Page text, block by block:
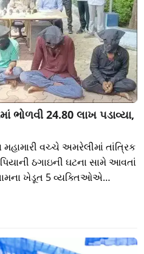
ભોળવી 24.80 લાખ પડાવ્યા,
વચ્ચે અમરેલીમાં તાંત્રિક
ઠગાઇની ઘટના સામે આવતાં
ખેડૂત 5 વ્યક્તિઓએ